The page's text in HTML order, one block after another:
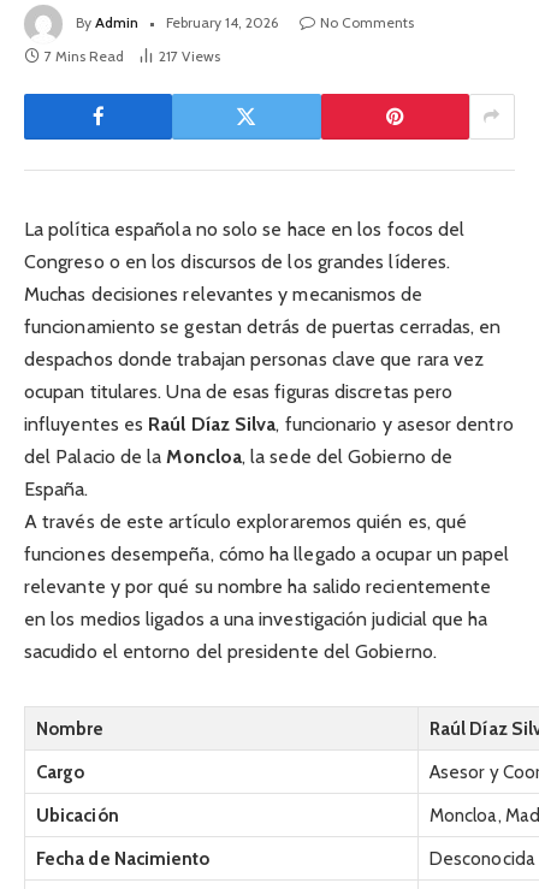
By Admin February 14, 2026
No Comments
7 Mins Read
217 Views
La política española no solo se hace en los focos del
Congreso o en los discursos de los grandes líderes.
Muchas decisiones relevantes y mecanismos de
funcionamiento se gestan detrás de puertas cerradas, en
despachos donde trabajan personas clave que rara vez
ocupan titulares. Una de esas figuras discretas pero
influyentes es Raúl Díaz Silva, funcionario y asesor dentro
del Palacio de la Moncloa, la sede del Gobierno de
España.
A través de este artículo exploraremos quién es, qué
funciones desempeña, cómo ha llegado a ocupar un papel
relevante y por qué su nombre ha salido recientemente
en los medios ligados a una investigación judicial que ha
sacudido el entorno del presidente del Gobierno.
Nombre
Raúl Díaz
Cargo
Asesor y
Ubicación
Moncloa,
Fecha de Nacimiento
Desconocida